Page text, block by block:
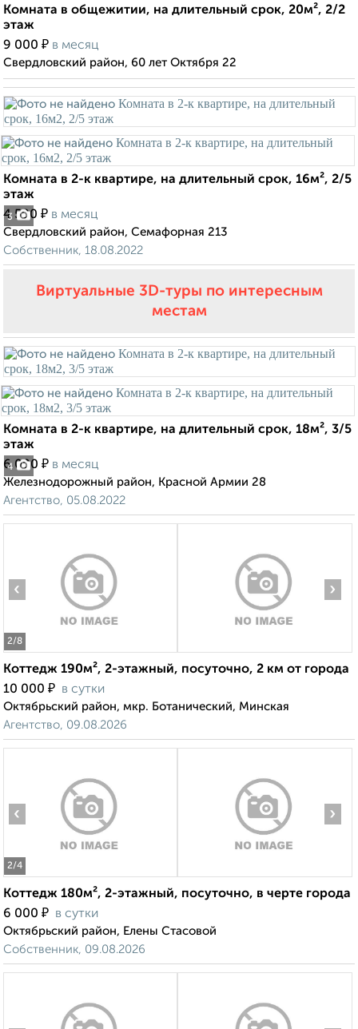
Комната в общежитии, на длительный срок, 20м², 2/2
этаж
9 000 ₽ в месяц
Свердловский район, 60 лет Октября 22
3
Комната в 2-к квартире, на длительный срок, 16м², 2/5
этаж
4 500 ₽ в месяц
Свердловский район, Семафорная 213
Собственник, 18.08.2022
Виртуальные 3D-туры по интересным
местам
4
Комната в 2-к квартире, на длительный срок, 18м², 3/5
этаж
6 000 ₽ в месяц
Железнодорожный район, Красной Армии 28
Агентство, 05.08.2022
2/8
‹ ›
Коттедж 190м², 2-этажный, посуточно, 2 км от города
10 000 ₽ в сутки
Октябрьский район, мкр. Ботанический, Минская
Агентство, 09.08.2026
2/4
‹ ›
Коттедж 180м², 2-этажный, посуточно, в черте города
6 000 ₽ в сутки
Октябрьский район, Елены Стасовой
Собственник, 09.08.2026